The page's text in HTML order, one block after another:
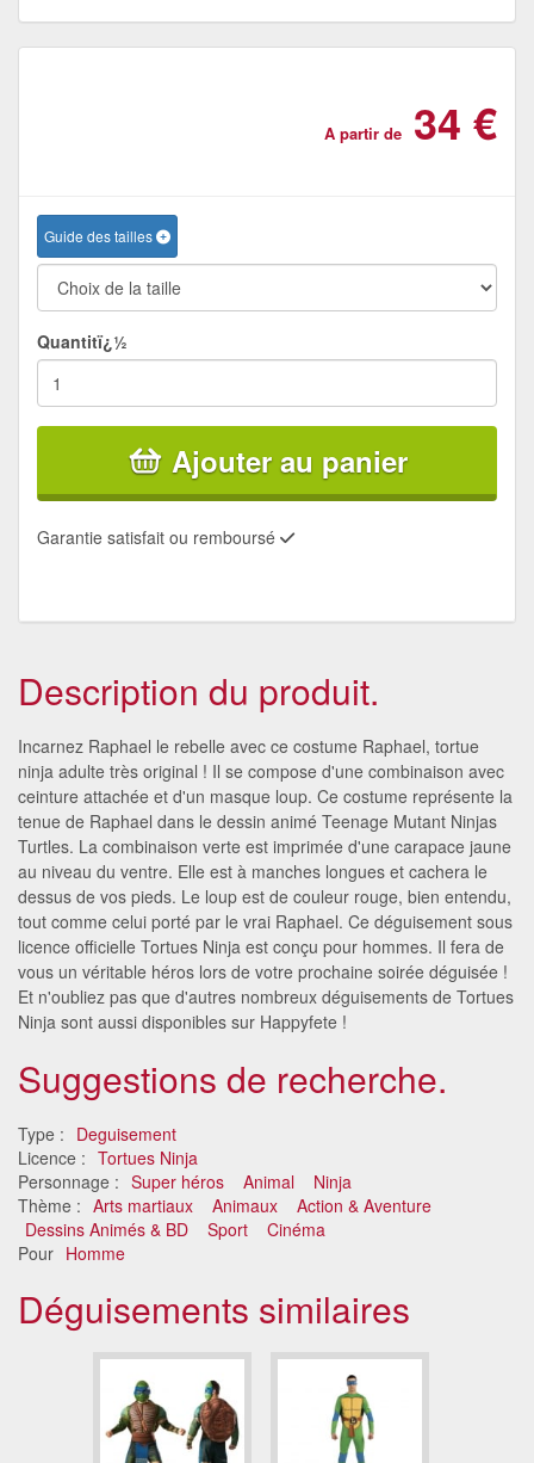
A partir de 34 €
Guide des tailles
Quantitï¿½
Ajouter au panier
Garantie satisfait ou remboursé
Description du produit.
Incarnez Raphael le rebelle avec ce costume Raphael, tortue
ninja adulte très original ! Il se compose d'une combinaison avec
ceinture attachée et d'un masque loup. Ce costume représente la
tenue de Raphael dans le dessin animé Teenage Mutant Ninjas
Turtles. La combinaison verte est imprimée d'une carapace jaune
au niveau du ventre. Elle est à manches longues et cachera le
dessus de vos pieds. Le loup est de couleur rouge, bien entendu,
tout comme celui porté par le vrai Raphael. Ce déguisement sous
licence officielle Tortues Ninja est conçu pour hommes. Il fera de
vous un véritable héros lors de votre prochaine soirée déguisée !
Et n'oubliez pas que d'autres nombreux déguisements de Tortues
Ninja sont aussi disponibles sur Happyfete !
Suggestions de recherche.
Type : Deguisement
Licence : Tortues Ninja
Personnage : Super héros Animal
Ninja
Thème : Arts martiaux Animaux
Action & Aventure
Dessins Animés & BD
Sport
Cinéma
Pour Homme
Déguisements similaires